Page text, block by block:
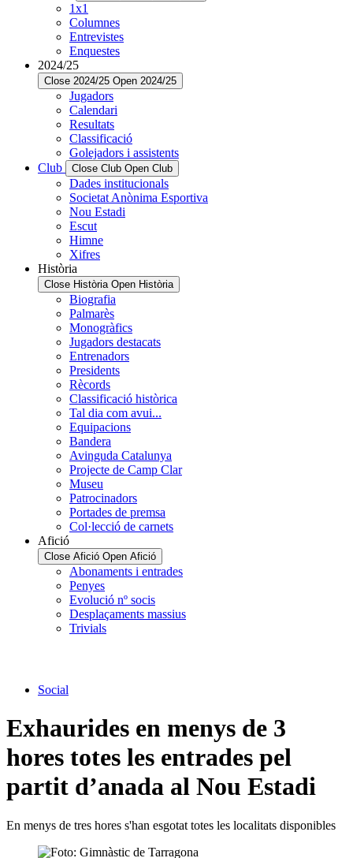
1x1
Columnes
Entrevistes
Enquestes
2024/25
Close 2024/25 Open 2024/25
Jugadors
Calendari
Resultats
Classificació
Golejadors i assistents
Club
Close Club Open Club
Dades institucionals
Societat Anònima Esportiva
Nou Estadi
Escut
Himne
Xifres
Història
Close Història Open Història
Biografia
Palmarès
Monogràfics
Jugadors destacats
Entrenadors
Presidents
Rècords
Classificació històrica
Tal dia com avui...
Equipacions
Bandera
Avinguda Catalunya
Projecte de Camp Clar
Museu
Patrocinadors
Portades de premsa
Col·lecció de carnets
Afició
Close Afició Open Afició
Abonaments i entrades
Penyes
Evolució nº socis
Desplaçaments massius
Trivials
Social
Exhaurides en menys de 3
hores totes les entrades pel
partit d’anada al Nou Estadi
En menys de tres hores s'han esgotat totes les localitats disponibles